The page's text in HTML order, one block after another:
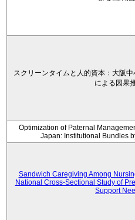
スクリーンタイムと人的資本：大阪
による因果
Optimization of Paternal
Japan: Institutional Bundles
Sandwich Caregiving Among
National Cross-Sectional Study of
Support